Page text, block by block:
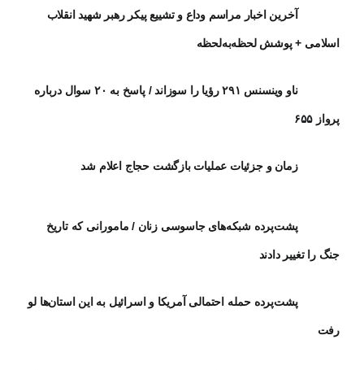
آخرین اخبار مراسم وداع و تشییع پیکر رهبر شهید انقلاب
اسلامی + پوشش لحظه‌به‌لحظه
ناو وینسنس ۲۹۱ رؤیا را سوزاند / پاسخ به ۲۰ سوال درباره
پرواز ۶۵۵
زمان و جزئیات عملیات بازگشت حجاج اعلام شد
پشت‌پرده شبکه‌های جاسوسی زنان / مامورانی که تاریخ
جنگ را تغییر دادند
پشت‌پرده حمله احتمالی آمریکا و اسرائیل به این استان‌ها لو
رفت